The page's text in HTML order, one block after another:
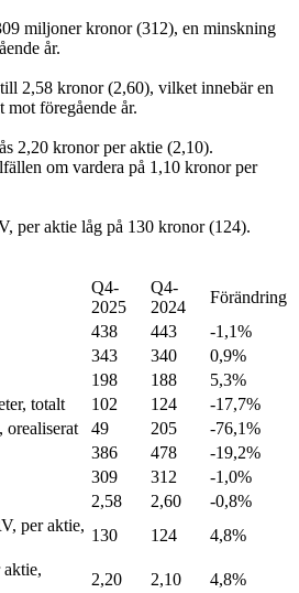
miljoner kronor (312), en minskning
år.
2,58 kronor (2,60), vilket innebär en
föregående år.
2,20 kronor per aktie (2,10).
om vardera på 1,10 kronor per
per aktie låg på 130 kronor (124).
Q4-
2025
Q4-
2024
Förändring
438 443
-1,1%
343 340
0,9%
198 188
5,3%
totalt
102 124
-17,7%
orealiserat
49 205
-76,1%
386 478
-19,2%
309 312
-1,0%
2,58 2,60
-0,8%
per aktie,
130 124
4,8%
2,20 2,10 4,8%